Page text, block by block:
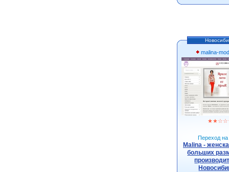
malina-
★★☆☆
Переход на
Malina -
больших